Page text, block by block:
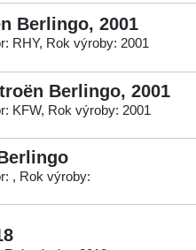
Berlingo, 2001
RHY, Rok výroby: 2001
Berlingo, 2001
KFW, Rok výroby: 2001
, Rok výroby: